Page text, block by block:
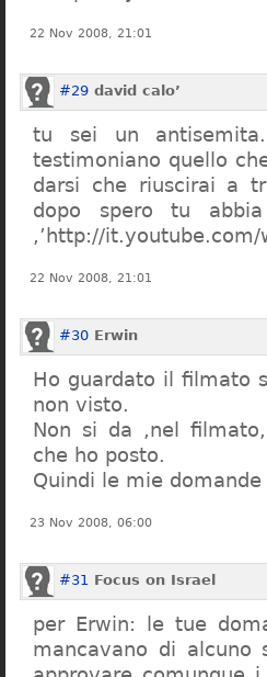
22 Nov 2008, 21:01
#29 david calo’
tu sei un
testimoniano quello
darsi che riuscirai a
dopo spero tu
,’http://
22 Nov 2008, 21:01
#30 Erwin
Ho guardato il filmato
non visto.
Non si da ,nel
che ho posto.
Quindi le mie
23 Nov 2008, 06:00
#31 Focus on Israel
per Erwin: le tue
mancavano di alcuno